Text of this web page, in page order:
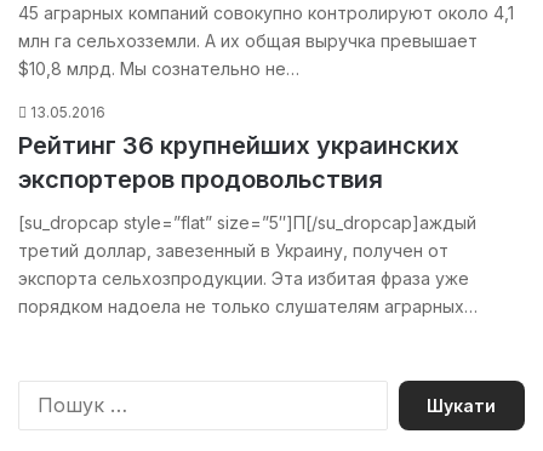
45 аграрных компаний совокупно контролируют около 4,1
млн га сельхозземли. А их общая выручка превышает
$10,8 млрд. Мы сознательно не…
13.05.2016
Рейтинг 36 крупнейших украинских
экспортеров продовольствия
[su_dropcap style=”flat” size=”5″]П[/su_dropcap]аждый
третий доллар, завезенный в Украину, получен от
экспорта сельхозпродукции. Эта избитая фраза уже
порядком надоела не только слушателям аграрных…
П